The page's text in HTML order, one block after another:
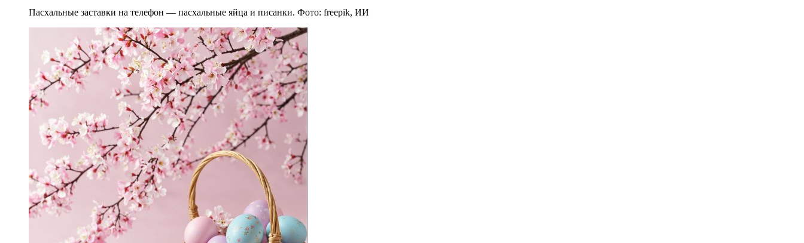
Пасхальные заставки на телефон — пасхальные яйца и писанки. Фото: freepik, ИИ